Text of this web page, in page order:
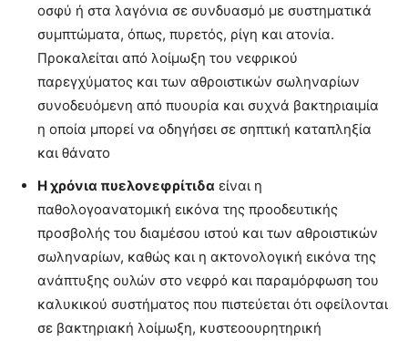
οσφύ ή στα λαγόνια σε συνδυασμό με συστηματικά
συμπτώματα, όπως, πυρετός, ρίγη και ατονία.
Προκαλείται από λοίμωξη του νεφρικού
παρεγχύματος και των αθροιστικών σωληναρίων
συνοδευόμενη από πυουρία και συχνά βακτηριαιμία
η οποία μπορεί να οδηγήσει σε σηπτική καταπληξία
και θάνατο
Η χρόνια πυελονεφρίτιδα είναι η
παθολογοανατομική εικόνα της προοδευτικής
προσβολής του διαμέσου ιστού και των αθροιστικών
σωληναρίων, καθώς και η ακτονολογική εικόνα της
ανάπτυξης ουλών στο νεφρό και παραμόρφωση του
καλυκικού συστήματος που πιστεύεται ότι οφείλονται
σε βακτηριακή λοίμωξη, κυστεοουρητηρική